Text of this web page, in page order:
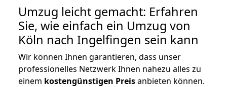
Umzug leicht gemacht: Erfahren
Sie, wie einfach ein Umzug von
Köln nach Ingelfingen sein kann
Wir können Ihnen garantieren, dass unser
professionelles Netzwerk Ihnen nahezu alles zu
einem kostengünstigen Preisanbieten können.